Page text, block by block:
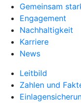
Gemeinsam
Engagement
Nachhaltigkeit
Karriere
News
Leitbild
Zahlen und